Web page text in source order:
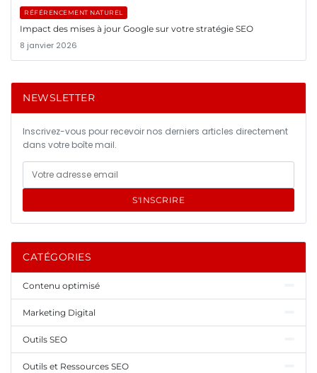
RÉFÉRENCEMENT NATUREL
Impact des mises à jour Google sur votre stratégie SEO
8 janvier 2026
NEWSLETTER
Inscrivez-vous pour recevoir nos derniers articles directement
dans votre boîte mail.
S'INSCRIRE
CATÉGORIES
Contenu optimisé
Marketing Digital
Outils SEO
Outils et Ressources SEO